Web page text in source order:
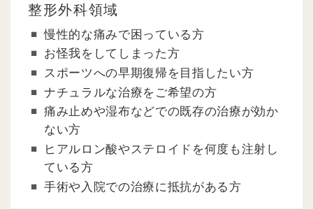
整形外科領域
慢性的な痛みで困っている方
お怪我をしてしまった方
スポーツへの早期復帰を目指したい方
ナチュラルな治療をご希望の方
痛み止めや湿布などでの既存の治療が効か
ない方
ヒアルロン酸やステロイドを何度も注射し
ている方
手術や入院での治療に抵抗がある方